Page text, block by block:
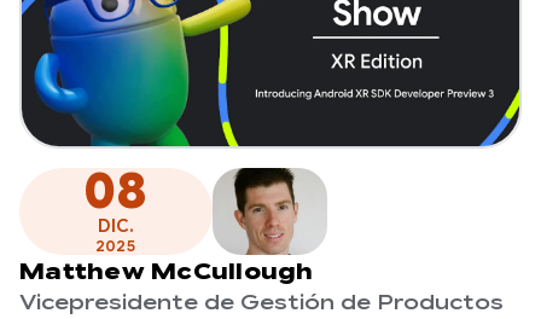
08
DIC.
2025
Matthew McCullough
Vicepresidente de Gestión de Productos